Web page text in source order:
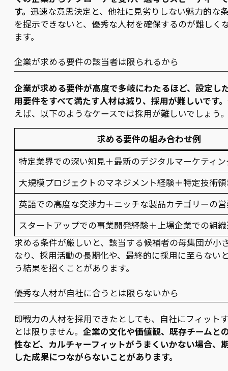
す。 迅速な意思決定と、他社に見劣りしない魅力的な
を提示できないと、優秀な人材を確保するのが難しく
ます。
企業が求める要件の該当者は限られるから
企業が求める要件が高度で多岐にわたるほど、設定し
用要件をすべて満たす人材は減り、採用が難しいです。
えば、以下のようなケースでは採用が難しいでしょう
求める要件の組み合わせ例
特定業界での深い知見＋最新のデジタルマーケティ
大規模プロジェクトのマネジメント経験＋特定技術
英語での高度な交渉力＋ニッチな製品カテゴリーの
スタートアップでの事業開発経験＋上場企業での組
求める条件が厳しいと、該当する候補者の母集団が小
なり、採用活動の長期化や、最終的に採用に至らない
う結果を招くことがあります。
優秀な人材が自社に合うとは限らないから
即戦力の人材を採用できたとしても、自社にフィット
とは限りません。 企業の文化や価値観、既存チームと
性など、カルチャーフィットがうまくいかない場合、
した成果につながらないことがあります。